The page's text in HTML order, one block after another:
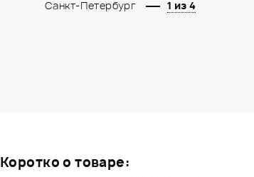
Коротко о товаре:
Санкт-Петербург
1 из 4